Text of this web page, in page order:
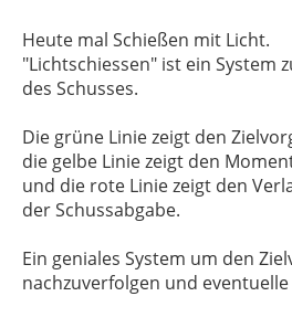
Heute mal Schießen mit Licht.
"Lichtschiessen" ist ein System
des Schusses.
Die grüne Linie zeigt den
die gelbe Linie zeigt den
und die rote Linie zeigt den
der Schussabgabe.
Ein geniales System um den
nachzuverfolgen und